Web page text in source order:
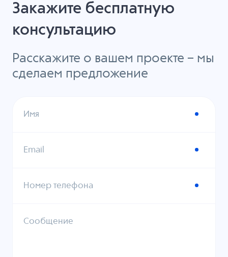
Закажите бесплатную
консультацию
Расскажите о вашем проекте – мы
сделаем предложение
Имя
Email
Номер телефона
Сообщение